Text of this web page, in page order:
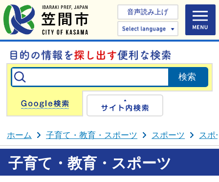
音声読み上げ
Select
Google検索
ホーム 子育て・教育・スポーツ スポーツ スポ
子育て・教育・スポーツ